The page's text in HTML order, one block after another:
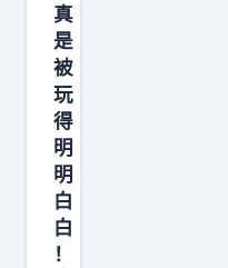
真
是
被
玩
得
明
明
白
白
！